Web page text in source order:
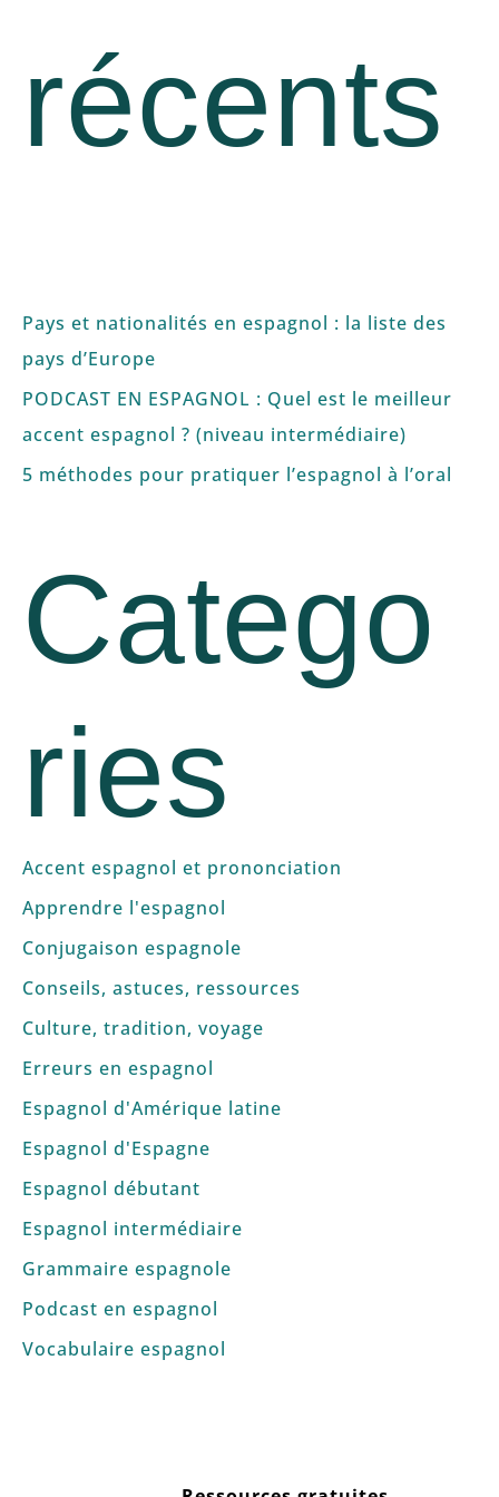
récents
Pays et nationalités en espagnol : la liste des
pays d’Europe
PODCAST EN ESPAGNOL : Quel est le meilleur
accent espagnol ? (niveau intermédiaire)
5 méthodes pour pratiquer l’espagnol à l’oral
Catego
ries
Accent espagnol et prononciation
Apprendre l'espagnol
Conjugaison espagnole
Conseils, astuces, ressources
Culture, tradition, voyage
Erreurs en espagnol
Espagnol d'Amérique latine
Espagnol d'Espagne
Espagnol débutant
Espagnol intermédiaire
Grammaire espagnole
Podcast en espagnol
Vocabulaire espagnol